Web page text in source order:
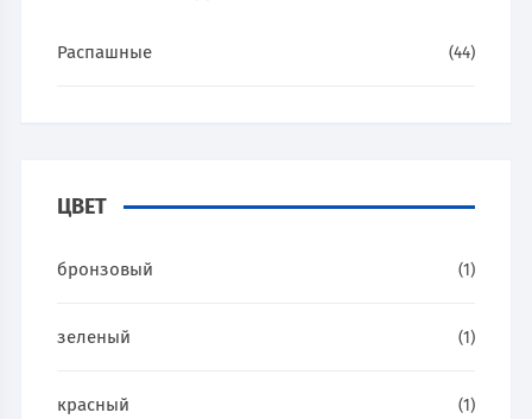
Распашные (44)
ЦВЕТ
бронзовый (1)
зеленый (1)
красный (1)